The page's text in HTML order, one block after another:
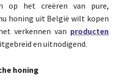
op het creëren van pure,
honing uit België wilt kopen
verkennen van producten
en uitnodigend.
honing